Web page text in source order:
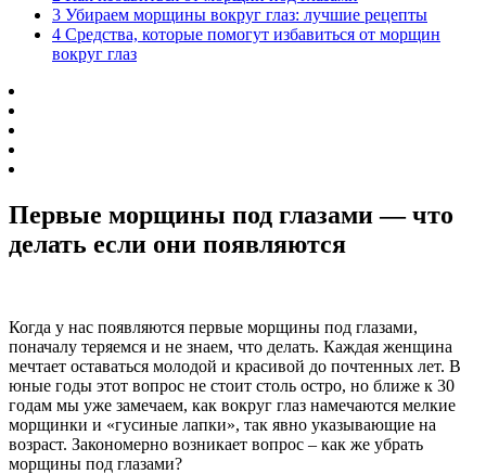
3 Убираем морщины вокруг глаз: лучшие рецепты
4 Средства, которые помогут избавиться от морщин
вокруг глаз
Первые морщины под глазами — что
делать если они появляются
Когда у нас появляются первые морщины под глазами,
поначалу теряемся и не знаем, что делать. Каждая женщина
мечтает оставаться молодой и красивой до почтенных лет. В
юные годы этот вопрос не стоит столь остро, но ближе к 30
годам мы уже замечаем, как вокруг глаз намечаются мелкие
морщинки и «гусиные лапки», так явно указывающие на
возраст. Закономерно возникает вопрос – как же убрать
морщины под глазами?